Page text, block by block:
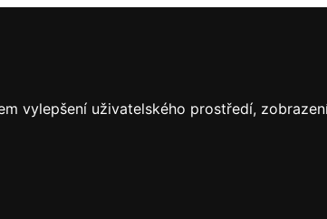
vylepšení uživatelského prostředí,